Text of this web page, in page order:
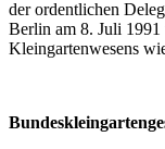
der ordentlichen
Berlin am 8. Juli 1991
Kleingartenwesens